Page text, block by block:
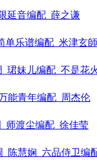
延音编配_薛之谦
单乐谱编配_米津玄師
珺妹儿编配_不是花
能青年编配_周杰伦
师渡尘编配_徐佳莹
陈慧娴_六品侍卫编